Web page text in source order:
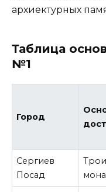
архиектурных
Таблица
№1
Город
Сергиев
Посад